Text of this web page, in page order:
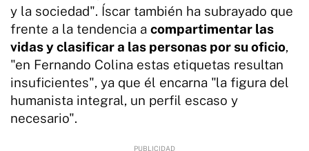
y la sociedad". Íscar también ha subrayado que
frente a la tendencia a compartimentar las
vidas y clasificar a las personas por su oficio,
"en Fernando Colina estas etiquetas resultan
insuficientes", ya que él encarna "la figura del
humanista integral, un perfil escaso y
necesario".